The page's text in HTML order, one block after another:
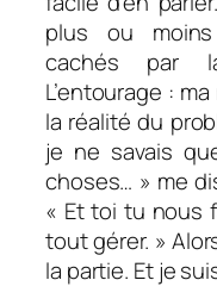
plus ou
cachés par
L’entourage :
la réalité du
je ne savais
choses… » me
« Et toi tu nous
tout gérer. »
la partie. Et je